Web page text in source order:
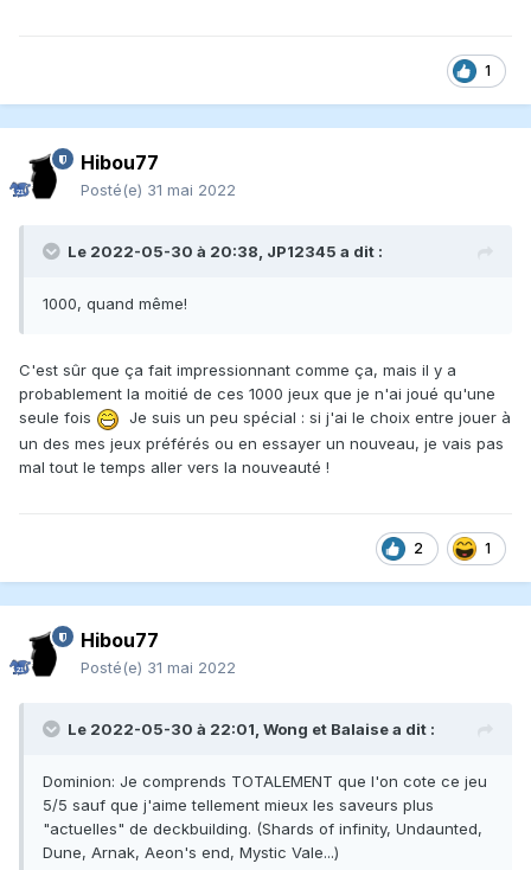
1
Hibou77
Posté(e) 31 mai 2022
Le 2022-05-30 à 20:38, JP12345 a dit :
1000, quand même!
C'est sûr que ça fait impressionnant comme ça, mais il y a
probablement la moitié de ces 1000 jeux que je n'ai joué qu'une
seule fois
Je suis un peu spécial : si j'ai le choix entre jouer à
un des mes jeux préférés ou en essayer un nouveau, je vais pas
mal tout le temps aller vers la nouveauté !
2 1
Hibou77
Posté(e) 31 mai 2022
Le 2022-05-30 à 22:01, Wong et Balaisea dit :
Dominion: Je comprends TOTALEMENT que l'on cote ce jeu
5/5 sauf que j'aime tellement mieux les saveurs plus
"actuelles" de deckbuilding. (Shards of infinity, Undaunted,
Dune, Arnak, Aeon's end, Mystic Vale...)